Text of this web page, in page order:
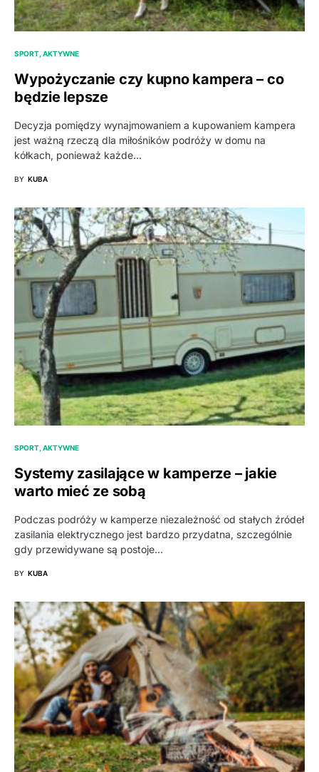
SPORT, AKTYWNE
Wypożyczanie czy kupno kampera – co
będzie lepsze
Decyzja pomiędzy wynajmowaniem a kupowaniem kampera
jest ważną rzeczą dla miłośników podróży w domu na
kółkach, ponieważ każde…
BY KUBA
SPORT, AKTYWNE
Systemy zasilające w kamperze – jakie
warto mieć ze sobą
Podczas podróży w kamperze niezależność od stałych źródeł
zasilania elektrycznego jest bardzo przydatna, szczególnie
gdy przewidywane są postoje…
BY KUBA